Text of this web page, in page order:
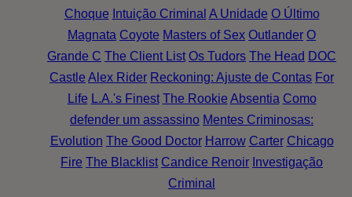
Choque Intuição Criminal A Unidade O Último
Magnata Coyote Masters of Sex Outlander O
Grande C The Client List Os Tudors The Head DOC
Castle Alex Rider Reckoning: Ajuste de Contas For
Life L.A.'s Finest The Rookie Absentia Como
defender um assassino Mentes Criminosas:
Evolution The Good Doctor Harrow Carter Chicago
Fire The Blacklist Candice Renoir Investigação
Criminal